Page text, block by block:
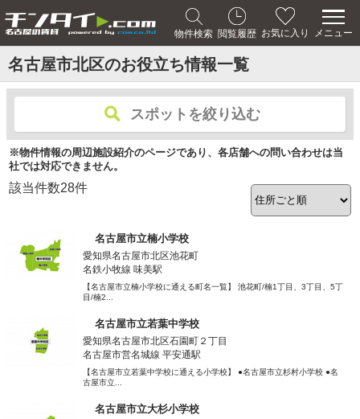
物件検索 閲覧履歴 お気に入り メニュー
名古屋市北区のお役立ち情報一覧
スポットを絞り込む
※物件情報の周辺施設紹介のページであり、各店舗への問い合わせは当
社では対応できません。
該当件数28件
名古屋市立楠小学校
愛知県名古屋市北区池花町
名鉄小牧線 味美駅
【名古屋市立楠小学校に通える町名一覧】 池花町/楠1丁目、3丁目、5丁
目/楠2...
名古屋市立若葉中学校
愛知県名古屋市北区石園町２丁目
名古屋市営名城線 平安通駅
【名古屋市立若葉中学校に通える小学校】 ●名古屋市立杉村小学校 ●名
古屋市立...
名古屋市立大杉小学校